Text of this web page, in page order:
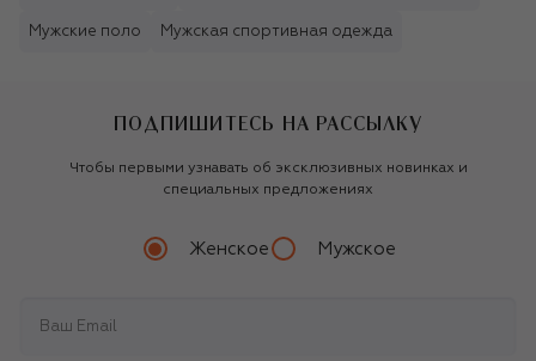
Мужские поло Мужская спортивная одежда
ПОДПИШИТЕСЬ НА РАССЫЛКУ
Чтобы первыми узнавать об эксклюзивных новинках и
специальных предложениях
Женское Мужское